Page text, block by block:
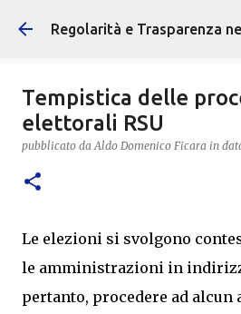
Passa ai contenuti
Tempistica delle
elettorali RSU
pubblicato daAldo Domenico Ficara in
Le elezioni si svolgono
le amministrazioni in
pertanto, procedere ad alcun